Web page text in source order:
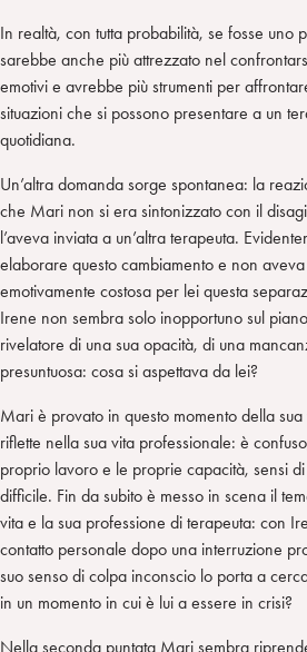
In realtà, con tutta probabilità, se fosse uno
sarebbe anche più attrezzato nel
emotivi e avrebbe più strumenti per
situazioni che si possono presentare a un
quotidiana.
Un’altra domanda sorge spontanea: la
che Mari non si era sintonizzato con il
l’aveva inviata a un’altra terapeuta.
elaborare questo cambiamento e non
emotivamente costosa per lei questa
Irene non sembra solo inopportuno sul
rivelatore di una sua opacità, di una
presuntuosa: cosa si aspettava da lei?
Mari è provato in questo momento della
riflette nella sua vita professionale: è
proprio lavoro e le proprie capacità, sensi di
difficile. Fin da subito è messo in scena il
vita e la sua professione di terapeuta: con
contatto personale dopo una interruzione
suo senso di colpa inconscio lo porta a
in un momento in cui è lui a essere in crisi?
Nella seconda puntata Mari sembra